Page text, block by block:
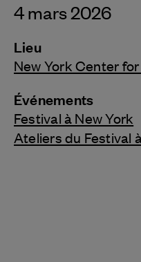
4 mars 2026
Lieu
New York Center
Événements
Festival à New York
Ateliers du Festival